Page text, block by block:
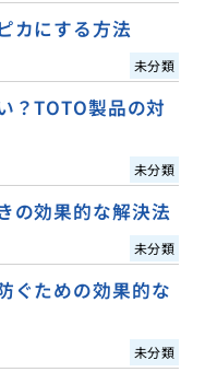
カにする方法
未分類
？TOTO製品の対
未分類
の効果的な解決法
未分類
ぐための効果的な
未分類